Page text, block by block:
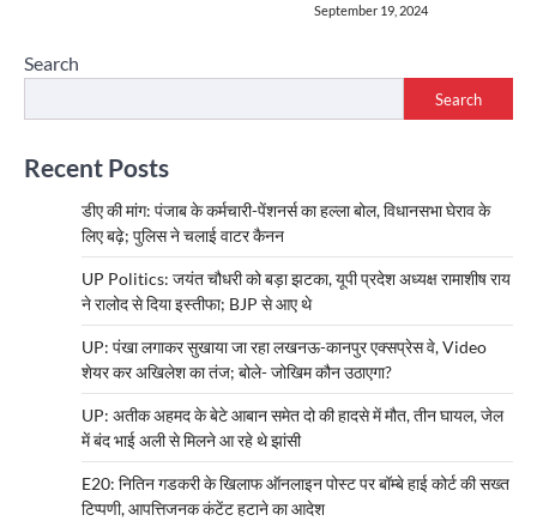
September 19, 2024
Search
Search
Recent Posts
डीए की मांग: पंजाब के कर्मचारी-पेंशनर्स का हल्ला बोल, विधानसभा घेराव के
लिए बढ़े; पुलिस ने चलाई वाटर कैनन
UP Politics: जयंत चौधरी को बड़ा झटका, यूपी प्रदेश अध्यक्ष रामाशीष राय
ने रालोद से दिया इस्तीफा; BJP से आए थे
UP: पंखा लगाकर सुखाया जा रहा लखनऊ-कानपुर एक्सप्रेस वे, Video
शेयर कर अखिलेश का तंज; बोले- जोखिम कौन उठाएगा?
UP: अतीक अहमद के बेटे आबान समेत दो की हादसे में मौत, तीन घायल, जेल
में बंद भाई अली से मिलने आ रहे थे झांसी
E20: नितिन गडकरी के खिलाफ ऑनलाइन पोस्ट पर बॉम्बे हाई कोर्ट की सख्त
टिप्पणी, आपत्तिजनक कंटेंट हटाने का आदेश